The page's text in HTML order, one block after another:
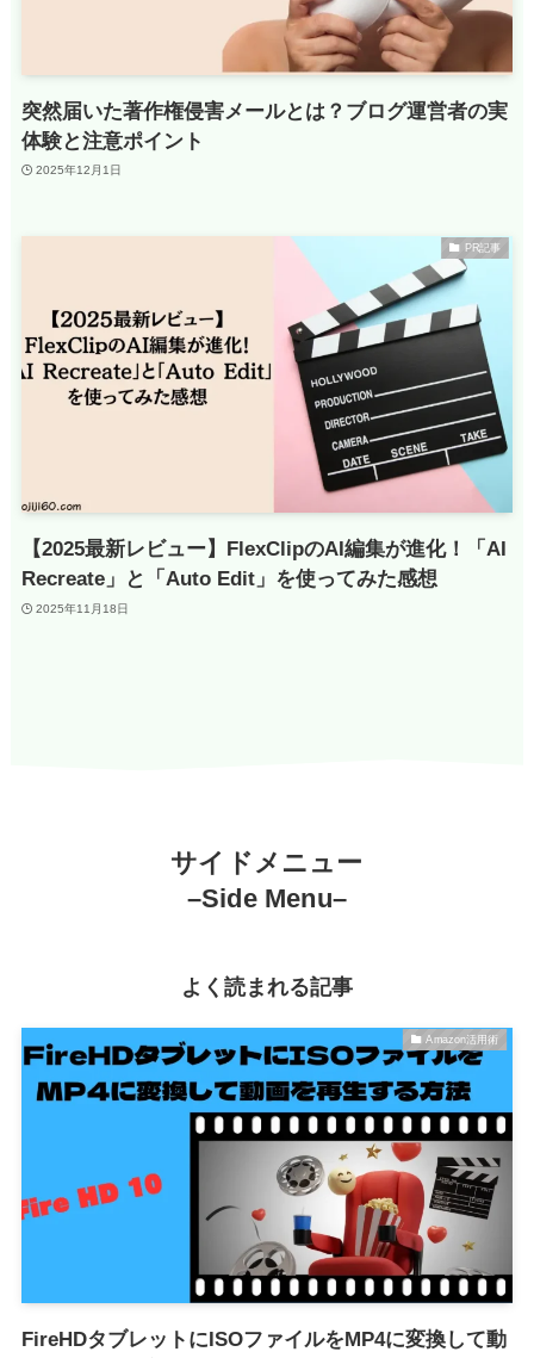
突然届いた著作権侵害メールとは？ブログ運営者の実
体験と注意ポイント
2025年12月1日
PR記事
【2025最新レビュー】FlexClipのAI編集が進化！「AI
Recreate」と「Auto Edit」を使ってみた感想
2025年11月18日
サイドメニュー
–Side Menu–
よく読まれる記事
Amazon活用術
FireHDタブレットにISOファイルをMP4に変換して動